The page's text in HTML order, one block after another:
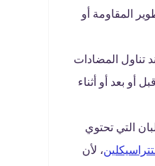
المقاومة أو
تناول المضادات
أو بعد أو أثناء
التي تحتوي
، لأن